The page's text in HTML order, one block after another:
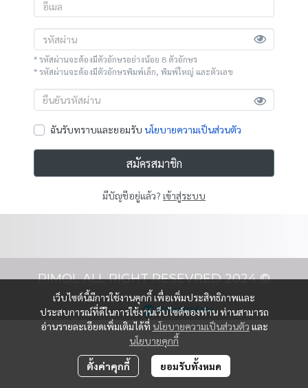
* รหัสผ่านจะต้องมีตัวอักษรอย่างน้อย 8 ตัวอักษร
* รหัสผ่านจะต้องมีตัวอักษรพิมพ์เล็ก, พิมพ์ใหญ่ และตัวเลข
ฉันรับทราบและยอมรับ นโยบายความเป็นส่วนตัว
สมัครสมาชิก
มีบัญชีอยู่แล้ว? เข้าสู่ระบบ
เว็บไซต์นี้มีการใช้งานคุกกี้ เพื่อเพิ่มประสิทธิภาพและ
ประสบการณ์ที่ดีในการใช้งานเว็บไซต์ของท่าน ท่านสามารถ
อ่านรายละเอียดเพิ่มเติมได้ที่ นโยบายความเป็นส่วนตัว และ
นโยบายคุกกี้
ตั้งค่าคุกกี้ ยอมรับทั้งหมด
PIMOL ALL RIGHT RESEVRED 2024 ©
Powered By MakeWebEasy